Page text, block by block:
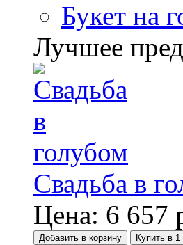
Букет на
Лучшее
Свадьба в
Цена: 6 657
Добавить в корзину Купить в 1